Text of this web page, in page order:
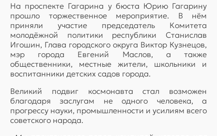
На проспекте Гагарина у бюста Юрию Гагарину
прошло торжественное мероприятие. В нём
приняли участие председатель Комитета
молодёжной политики республики Станислав
Игошин, Глава городского округа Виктор Кузнецов,
мэр города Евгений Маслов, а также
общественники, местные жители, школьники и
воспитанники детских садов города.
Великий подвиг космонавта стал возможен
благодаря заслугам не одного человека, а
прогрессу науки, промышленности и усилиям всего
советского народа.